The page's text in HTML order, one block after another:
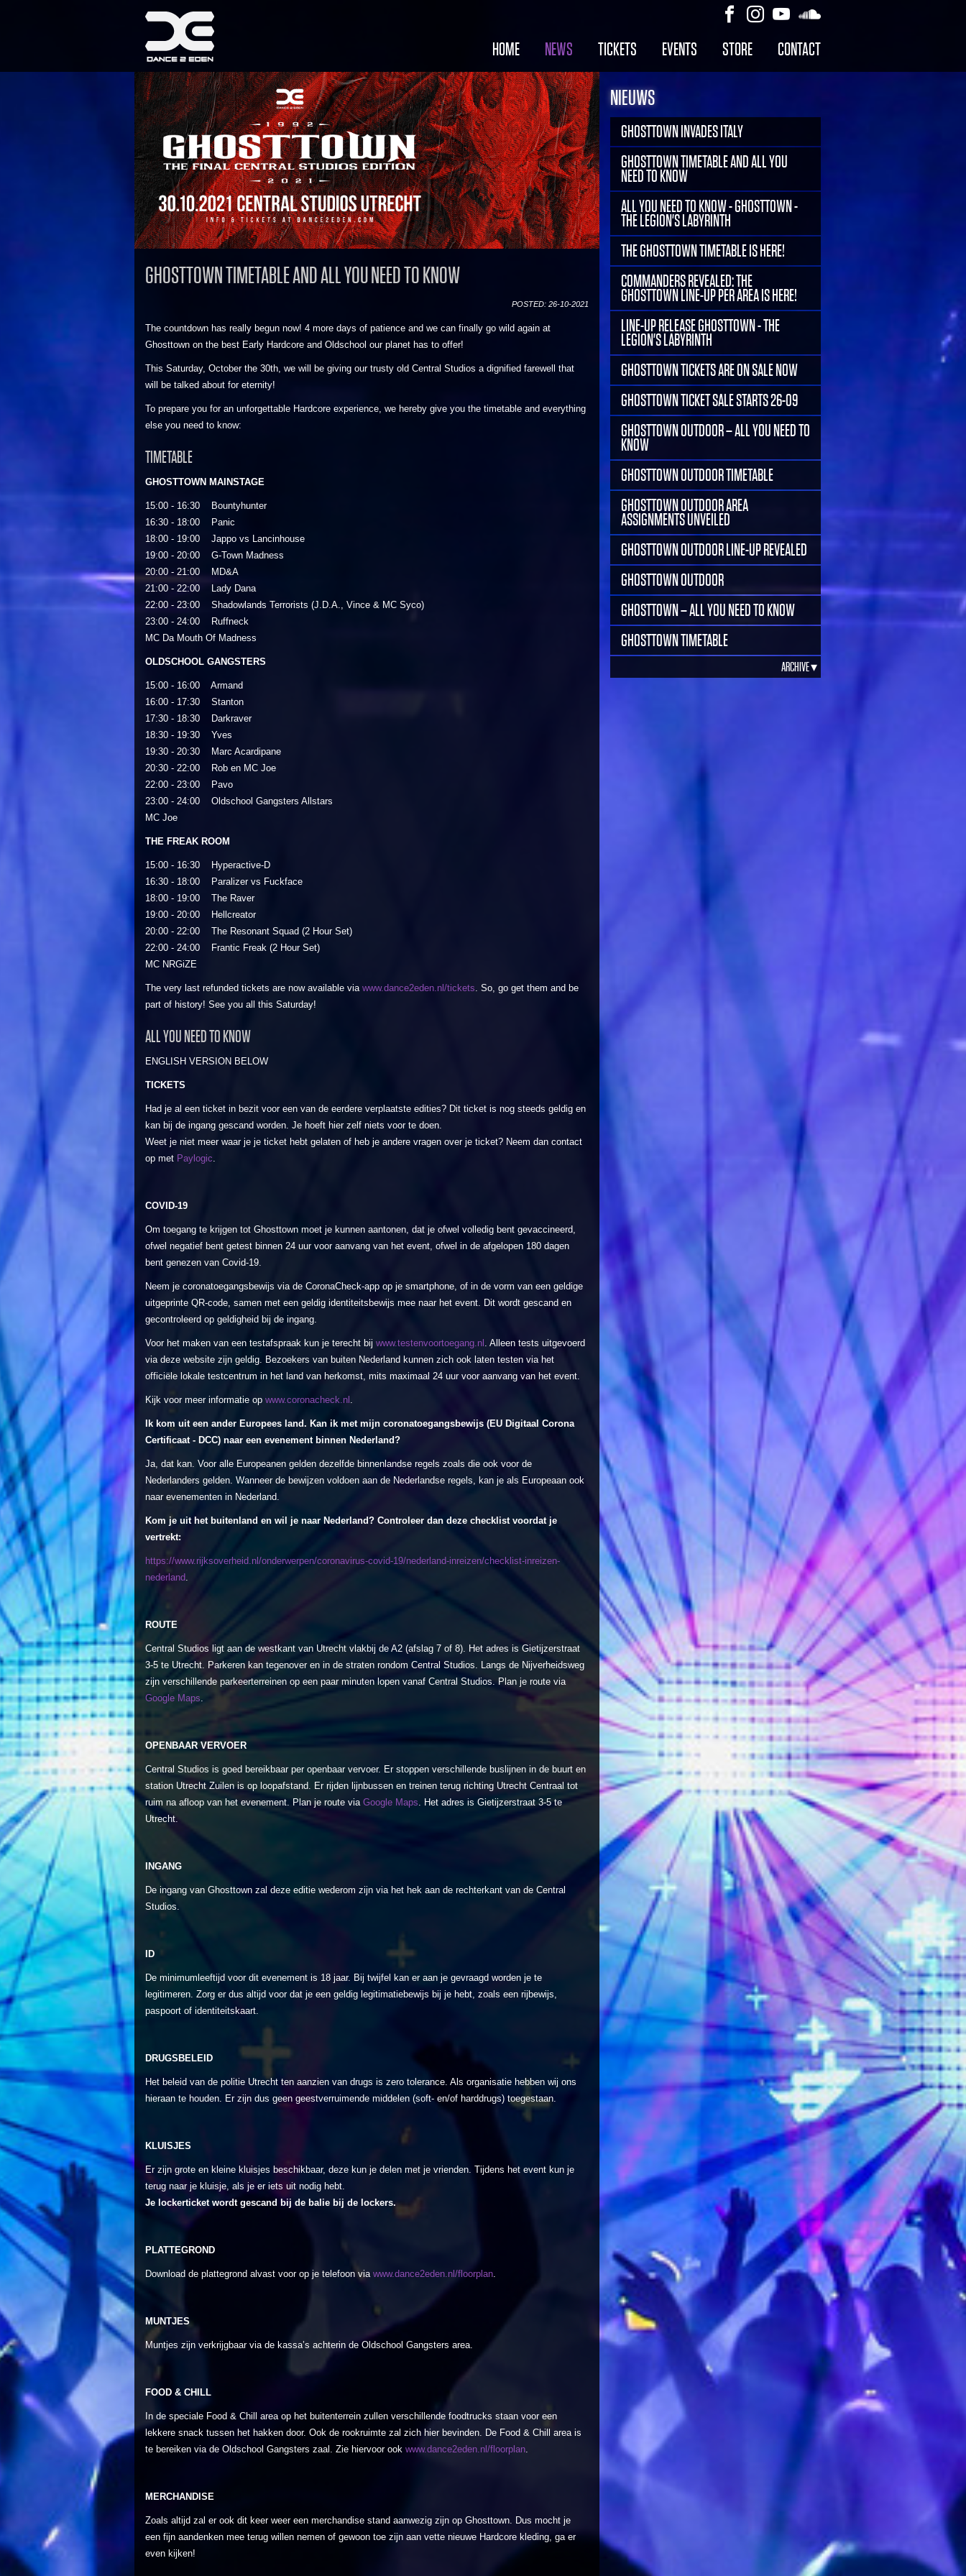
HOME NEWS TICKETS EVENTS STORE CONTACT
GHOSTTOWN TIMETABLE AND ALL YOU NEED TO KNOW
POSTED: 26-10-2021
The countdown has really begun now! 4 more days of patience and we can finally go wild again at
Ghosttown on the best Early Hardcore and Oldschool our planet has to offer!
This Saturday, October the 30th, we will be giving our trusty old Central Studios a dignified farewell that
will be talked about for eternity!
To prepare you for an unforgettable Hardcore experience, we hereby give you the timetable and everything
else you need to know:
TIMETABLE
GHOSTTOWN MAINSTAGE
15:00 - 16:30 Bountyhunter
16:30 - 18:00 Panic
18:00 - 19:00 Jappo vs Lancinhouse
19:00 - 20:00 G-Town Madness
20:00 - 21:00 MD&A
21:00 - 22:00 Lady Dana
22:00 - 23:00 Shadowlands Terrorists (J.D.A., Vince & MC Syco)
23:00 - 24:00 Ruffneck
MC Da Mouth Of Madness
OLDSCHOOL GANGSTERS
15:00 - 16:00 Armand
16:00 - 17:30 Stanton
17:30 - 18:30 Darkraver
18:30 - 19:30 Yves
19:30 - 20:30 Marc Acardipane
20:30 - 22:00 Rob en MC Joe
22:00 - 23:00 Pavo
23:00 - 24:00 Oldschool Gangsters Allstars
MC Joe
THE FREAK ROOM
15:00 - 16:30 Hyperactive-D
16:30 - 18:00 Paralizer vs Fuckface
18:00 - 19:00 The Raver
19:00 - 20:00 Hellcreator
20:00 - 22:00 The Resonant Squad (2 Hour Set)
22:00 - 24:00 Frantic Freak (2 Hour Set)
MC NRGiZE
The very last refunded tickets are now available via www.dance2eden.nl/tickets . So, go get them and be
part of history! See you all this Saturday!
ALL YOU NEED TO KNOW
ENGLISH VERSION BELOW
TICKETS
Had je al een ticket in bezit voor een van de eerdere verplaatste edities? Dit ticket is nog steeds geldig en
kan bij de ingang gescand worden. Je hoeft hier zelf niets voor te doen.
Weet je niet meer waar je je ticket hebt gelaten of heb je andere vragen over je ticket? Neem dan contact
op met Paylogic
COVID-19
Om toegang te krijgen tot Ghosttown moet je kunnen aantonen, dat je ofwel volledig bent gevaccineerd,
ofwel negatief bent getest binnen 24 uur voor aanvang van het event, ofwel in de afgelopen 180 dagen
bent genezen van Covid-19.
Neem je coronatoegangsbewijs via de CoronaCheck-app op je smartphone, of in de vorm van een geldige
uitgeprinte QR-code, samen met een geldig identiteitsbewijs mee naar het event. Dit wordt gescand en
gecontroleerd op geldigheid bij de ingang.
Voor het maken van een testafspraak kun je terecht bij www.testenvoortoegang.nl
. Alleen tests uitgevoerd
via deze website zijn geldig. Bezoekers van buiten Nederland kunnen zich ook laten testen via het
officiële lokale testcentrum in het land van herkomst, mits maximaal 24 uur voor aanvang van het event.
Kijk voor meer informatie op www.coronacheck.nl
Ik kom uit een ander Europees land. Kan ik met mijn coronatoegangsbewijs (EU Digitaal Corona
Certificaat - DCC) naar een evenement binnen Nederland?
Ja, dat kan. Voor alle Europeanen gelden dezelfde binnenlandse regels zoals die ook voor de
Nederlanders gelden. Wanneer de bewijzen voldoen aan de Nederlandse regels, kan je als Europeaan ook
naar evenementen in Nederland.
Kom je uit het buitenland en wil je naar Nederland? Controleer dan deze checklist voordat je
vertrekt:
https://www.rijksoverheid.nl/onderwerpen/coronavirus-covid-19/nederland-inreizen/checklist-inreizen-
nederland
ROUTE
Central Studios ligt aan de westkant van Utrecht vlakbij de A2 (afslag 7 of 8). Het adres is Gietijzerstraat
3-5 te Utrecht. Parkeren kan tegenover en in de straten rondom Central Studios. Langs de Nijverheidsweg
zijn verschillende parkeerterreinen op een paar minuten lopen vanaf Central Studios. Plan je route via
Google Maps
OPENBAAR VERVOER
Central Studios is goed bereikbaar per openbaar vervoer. Er stoppen verschillende buslijnen in de buurt en
station Utrecht Zuilen is op loopafstand. Er rijden lijnbussen en treinen terug richting Utrecht Centraal tot
ruim na afloop van het evenement. Plan je route via Google Maps . Het adres is Gietijzerstraat 3-5 te
Utrecht.
INGANG
De ingang van Ghosttown zal deze editie wederom zijn via het hek aan de rechterkant van de Central
Studios.
ID
De minimumleeftijd voor dit evenement is 18 jaar. Bij twijfel kan er aan je gevraagd worden je te
legitimeren. Zorg er dus altijd voor dat je een geldig legitimatiebewijs bij je hebt, zoals een rijbewijs,
paspoort of identiteitskaart.
DRUGSBELEID
Het beleid van de politie Utrecht ten aanzien van drugs is zero tolerance. Als organisatie hebben wij ons
hieraan te houden. Er zijn dus geen geestverruimende middelen (soft- en/of harddrugs) toegestaan.
KLUISJES
Er zijn grote en kleine kluisjes beschikbaar, deze kun je delen met je vrienden. Tijdens het event kun je
terug naar je kluisje, als je er iets uit nodig hebt.
Je lockerticket wordt gescand bij de balie bij de lockers.
PLATTEGROND
Download de plattegrond alvast voor op je telefoon via www.dance2eden.nl/floorplan
MUNTJES
Muntjes zijn verkrijgbaar via de kassa’s achterin de Oldschool Gangsters area.
FOOD & CHILL
In de speciale Food & Chill area op het buitenterrein zullen verschillende foodtrucks staan voor een
lekkere snack tussen het hakken door. Ook de rookruimte zal zich hier bevinden. De Food & Chill area is
te bereiken via de Oldschool Gangsters zaal. Zie hiervoor ook www.dance2eden.nl/floorplan
MERCHANDIS E
Zoals altijd zal er ook dit keer weer een merchandise stand aanwezig zijn op Ghosttown. Dus mocht je
een fijn aandenken mee terug willen nemen of gewoon toe zijn aan vette nieuwe Hardcore kleding, ga er
even kijken!
NIEUWS
GHOSTTOWN INVADES ITALY
GHOSTTOWN TIMETABLE AND ALL YOU
NEED TO KNOW
ALL YOU NEED TO KNOW - GHOSTTOWN -
THE LEGION'S LABYRINTH
THE GHOSTTOWN TIMETABLE IS HERE!
COMMANDERS REVEALED: THE
GHOSTTOWN LINE-UP PER AREA IS HERE!
LINE-UP RELEASE GHOSTTOWN - THE
LEGION'S LABYRINTH
GHOSTTOWN TICKETS ARE ON SALE NOW
GHOSTTOWN TICKET SALE STARTS 26-09
GHOSTTOWN OUTDOOR – ALL YOU NEED TO
KNOW
GHOSTTOWN OUTDOOR TIMETABLE
GHOSTTOWN OUTDOOR AREA
ASSIGNMENTS UNVEILED
GHOSTTOWN OUTDOOR LINE-UP REVEALED
GHOSTTOWN OUTDOOR
GHOSTTOWN – ALL YOU NEED TO KNOW
GHOSTTOWN TIMETABLE
ARCHIVE ▾